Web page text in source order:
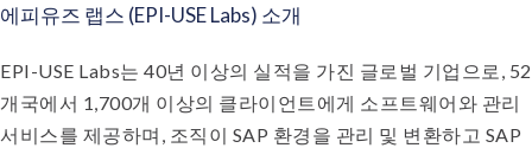
에피유즈 랩스 (EPI-USE Labs) 소개
EPI-USE Labs는 40년 이상의 실적을 가진 글로벌 기업으로, 52
개국에서 1,700개 이상의 클라이언트에게 소프트웨어와 관리
서비스를 제공하며, 조직이 SAP 환경을 관리 및 변환하고 SAP